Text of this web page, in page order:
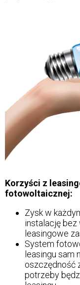
Korzyści z
fotowoltaicznej:
Zysk w
instalację bez
leasingowe
System
leasingu sam
oszczędność
potrzeby